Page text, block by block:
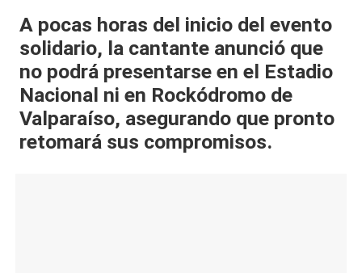
al
it
y
s,
T
A pocas horas del inicio del evento
solidario, la cantante anunció que
no podrá presentarse en el Estadio
Nacional ni en Rockódromo de
Valparaíso, asegurando que pronto
retomará sus compromisos.